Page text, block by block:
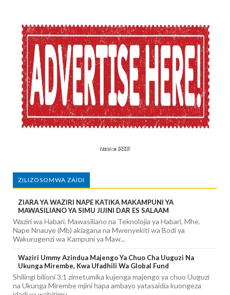
ZILIZOSOMWA ZAIDI
ZIARA YA WAZIRI NAPE KATIKA MAKAMPUNI YA
MAWASILIANO YA SIMU JIJINI DAR ES SALAAM
Waziri wa Habari, Mawasiliano na Teknolojia ya Habari, Mhe.
Nape Nnauye (Mb) akiagana na Mwenyekiti wa Bodi ya
Wakurugenzi wa Kampuni ya Maw...
Waziri Ummy Azindua Majengo Ya Chuo Cha Uuguzi Na
Ukunga Mirembe, Kwa Ufadhili Wa Global Fund
Shilingi bilioni 3.1 zimetumika kujenga majengo ya chuo Uuguzi
na Ukunga Mirembe mjini hapa ambayo yatasaidia kuongeza